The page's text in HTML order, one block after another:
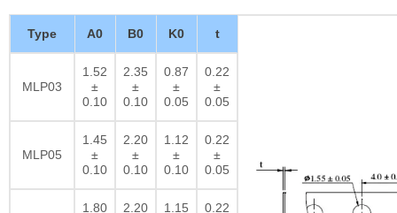
Type A0 B0 K0 t
MLP03
1.52
±
0.10
2.35
±
0.10
0.87
±
0.05
0.22
±
0.05
MLP05
1.45
±
0.10
2.20
±
0.10
1.12
±
0.10
0.22
±
0.05
1.80
2.20
1.15
0.22